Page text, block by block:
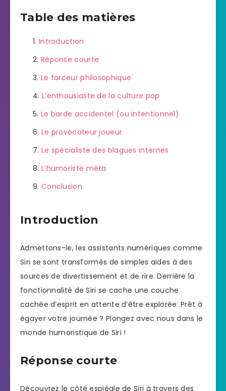
Table des matières
Introduction
Réponse courte
Le farceur philosophique
L’enthousiaste de la culture pop
Le barde accidentel (ou intentionnel)
Le provocateur joueur
Le spécialiste des blagues internes
L’humoriste méta
Conclusion
Introduction
Admettons-le, les assistants numériques comme
Siri se sont transformés de simples aides à des
sources de divertissement et de rire. Derrière la
fonctionnalité de Siri se cache une couche
cachée d’esprit en attente d’être explorée. Prêt à
égayer votre journée ? Plongez avec nous dans le
monde humoristique de Siri !
Réponse courte
Découvrez le côté espiègle de Siri à travers des